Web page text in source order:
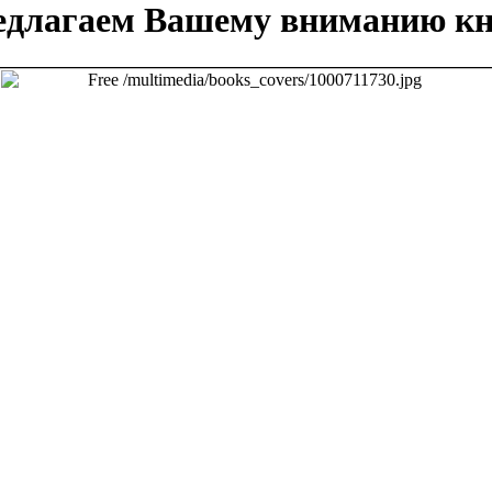
Вашему вниманию